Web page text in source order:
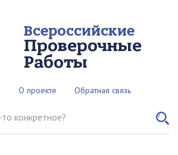
Всероссийские
Проверочные
Работы
О проекте Обратная связь